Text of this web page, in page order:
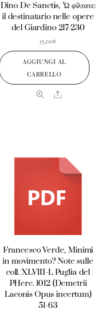
Dino De Sanctis, Ὦ φίλτατε:
il destinatario nelle opere
del Giardino 217-230
15,00€
AGGIUNGI AL
CARRELLO
Share
Francesco Verde, Minimi
in movimento? Note sulle
coll. XLVIII-L Puglia del
PHerc. 1012 (Demetrii
Laconis Opus incertum)
51-63